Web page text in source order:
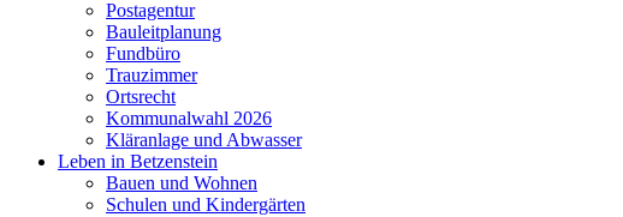
Postagentur
Bauleitplanung
Fundbüro
Trauzimmer
Ortsrecht
Kommunalwahl 2026
Kläranlage und Abwasser
Leben in Betzenstein
Bauen und Wohnen
Schulen und Kindergärten